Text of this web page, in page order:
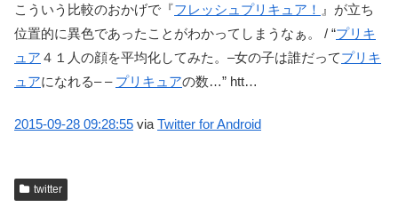
こういう比較のおかげで『フレッシュプリキュア！ 』が立ち
位置的に異色であったことがわかってしまうなぁ。 / “プリキ
ュア ４１人の顔を平均化してみた。–女の子は誰だってプリキ
ュアになれる– – プリキュアの数…” htt…
2015-09-28 09:28:55 via Twitter for Android
twitter